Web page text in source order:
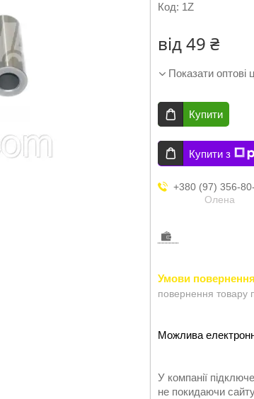
Код: 1Z
від49 ₴
Показати оптові
Купити
Купити з
+380 (97) 356-
Олена
повернення товару
У компанії
не покидаючи